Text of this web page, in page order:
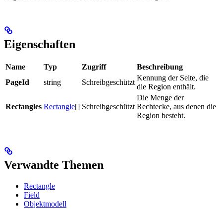
Eigenschaften
Name Typ Zugriff
Beschreibung
PageId
string Schreibgeschützt
Kennung der Seite, die
die Region enthält.
Rectangles Rectangle[] Schreibgeschützt
Die Menge der
Rechtecke, aus denen die
Region besteht.
Verwandte Themen
Rectangle
Field
Objektmodell